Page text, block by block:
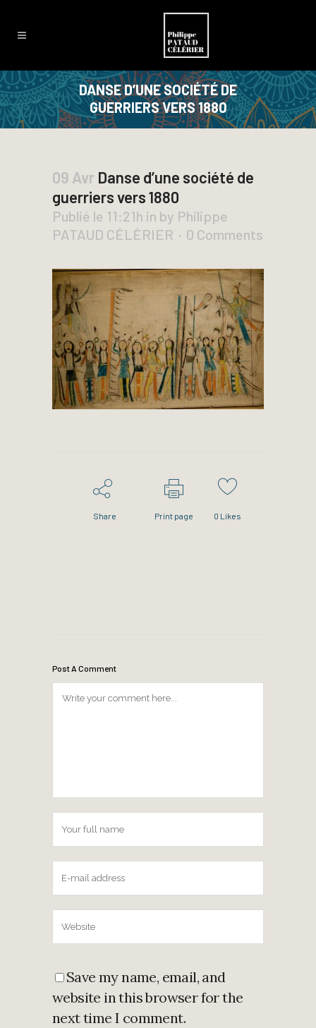
DANSE D’UNE SOCIÉTÉ DE
GUERRIERS VERS 1880
09 Avr Danse d’une société de
guerriers vers 1880
Publié le 11:21h in by Philippe
PATAUD CÉLÉRIER
0 Comments
Share Print page 0 Likes
Post A Comment
Save my name, email, and
website in this browser for the
next time I comment.